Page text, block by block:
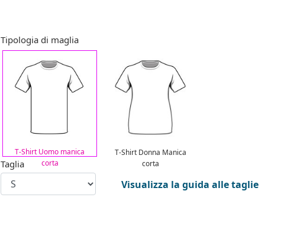
Tipologia di maglia
T-Shirt Uomo manica
corta
T-Shirt Donna Manica
corta
Taglia
Visualizza la guida alle taglie